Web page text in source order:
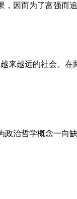
因而为了富强而
来越远的社会。
治哲学概念一